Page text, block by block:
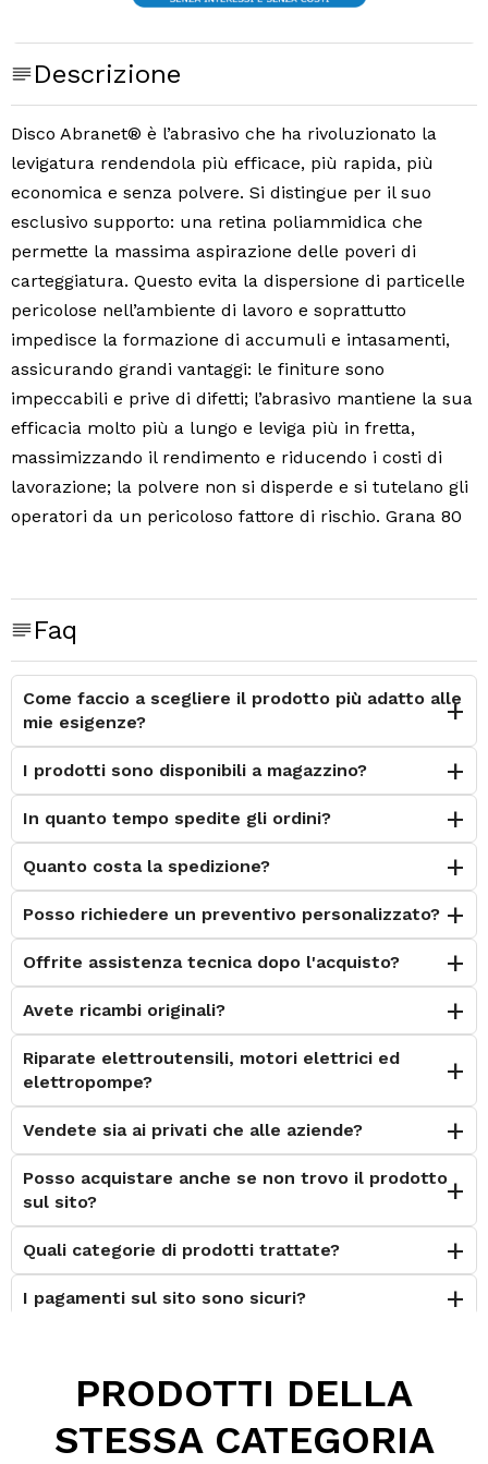
Descrizione
Disco Abranet® è l’abrasivo che ha rivoluzionato la
levigatura rendendola più efficace, più rapida, più
economica e senza polvere. Si distingue per il suo
esclusivo supporto: una retina poliammidica che
permette la massima aspirazione delle poveri di
carteggiatura. Questo evita la dispersione di particelle
pericolose nell’ambiente di lavoro e soprattutto
impedisce la formazione di accumuli e intasamenti,
assicurando grandi vantaggi: le finiture sono
impeccabili e prive di difetti; l’abrasivo mantiene la sua
efficacia molto più a lungo e leviga più in fretta,
massimizzando il rendimento e riducendo i costi di
lavorazione; la polvere non si disperde e si tutelano gli
operatori da un pericoloso fattore di rischio. Grana 80
Faq
Come faccio a scegliere il prodotto più adatto alle
mie esigenze?
I prodotti sono disponibili a magazzino?
In quanto tempo spedite gli ordini?
Quanto costa la spedizione?
Posso richiedere un preventivo personalizzato?
Offrite assistenza tecnica dopo l'acquisto?
Avete ricambi originali?
Riparate elettroutensili, motori elettrici ed
elettropompe?
Vendete sia ai privati che alle aziende?
Posso acquistare anche se non trovo il prodotto
sul sito?
Quali categorie di prodotti trattate?
I pagamenti sul sito sono sicuri?
Posso contattarvi prima dell'acquisto?
Perché scegliere Elettromeccanica Calzolari?
PRODOTTI DELLA
STESSA CATEGORIA